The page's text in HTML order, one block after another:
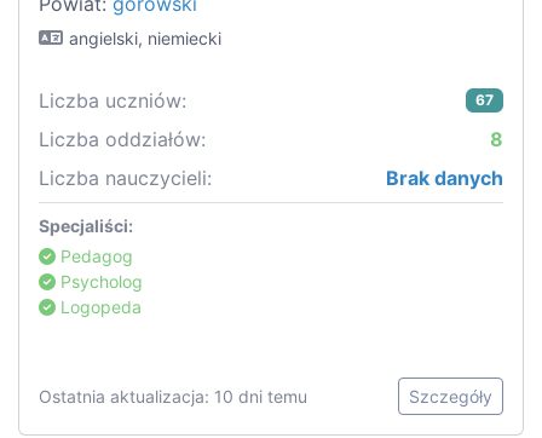
angielski, niemiecki
Liczba uczniów: 67
Liczba oddziałów:
8
Liczba nauczycieli:
Brak danych
Specjaliści:
Pedagog
Psycholog
Logopeda
Ostatnia aktualizacja: 10 dni temu Szczegóły